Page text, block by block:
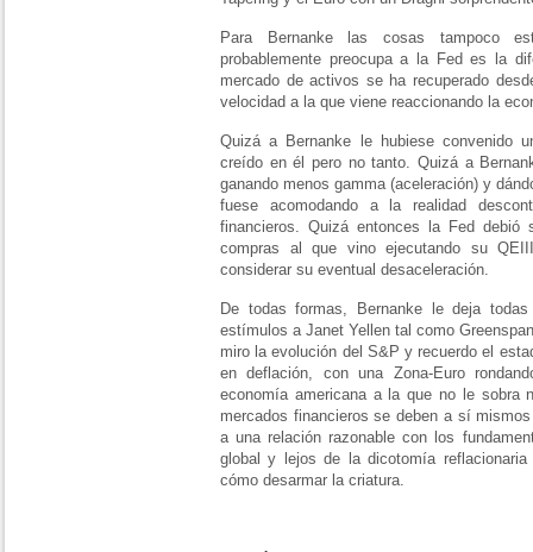
Para Bernanke las cosas tampoco
probablemente preocupa a la Fed es la
mercado de activos se ha recuperado
velocidad a la que viene reaccionando la
Quizá a Bernanke le hubiese convenido
creído en él pero no tanto. Quizá a
ganando menos gamma (aceleración) y
fuese acomodando a la realidad
financieros. Quizá entonces la Fed
compras al que vino ejecutando su
considerar su eventual desaceleración.
De todas formas, Bernanke le deja
estímulos a Janet Yellen tal como
miro la evolución del S&P y recuerdo el
en deflación, con una Zona-Euro
economía americana a la que no le sobra
mercados financieros se deben a sí
a una relación razonable con los
global y lejos de la dicotomía
cómo desarmar la criatura.